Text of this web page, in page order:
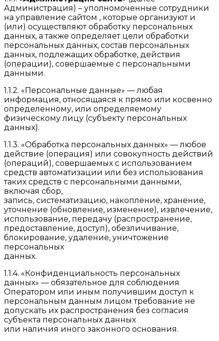
Администрация) – уполномоченные сотрудники
на управление сайтом , которые организуют и
(или) осуществляют обработку персональных
данных, а также определяет цели обработки
персональных данных, состав персональных
данных, подлежащих обработке, действия
(операции), совершаемые с персональными
данными.
1.1.2. «Персональные данные» — любая
информация, относящаяся к прямо или косвенно
определенному, или определяемому
физическому лицу (субъекту персональных
данных).
1.1.3. «Обработка персональных данных» — любое
действие (операция) или совокупность действий
(операций), совершаемых с использованием
средств автоматизации или без использования
таких средств с персональными данными,
включая сбор,
запись, систематизацию, накопление, хранение,
уточнение (обновление, изменение), извлечение,
использование, передачу (распространение,
предоставление, доступ), обезличивание,
блокирование, удаление, уничтожение
персональных
данных.
1.1.4. «Конфиденциальность персональных
данных» — обязательное для соблюдения
Оператором или иным получившим доступ к
персональным данным лицом требование не
допускать их распространения без согласия
субъекта персональных данных
или наличия иного законного основания.